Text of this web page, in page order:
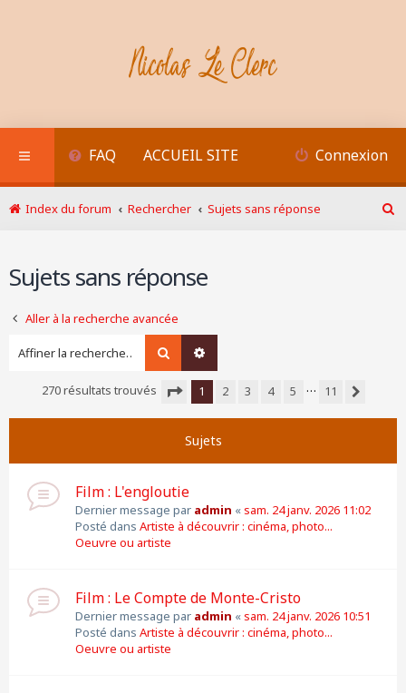
FAQ ACCUEIL SITE Connexion
Index du forum Rechercher
Sujets sans réponse
Sujets sans réponse
Aller à la recherche avancée
Rechercher
270 résultats trouvés
1 2 3 4 5 …
11
Sujets
Film : L'engloutie
Dernier message par admin «sam. 24 janv. 2026 11:02
Posté dans Artiste à découvrir : cinéma, photo...
Oeuvre ou artiste
Film : Le Compte de Monte-Cristo
Dernier message par admin «sam. 24 janv. 2026 10:51
Posté dans Artiste à découvrir : cinéma, photo...
Oeuvre ou artiste